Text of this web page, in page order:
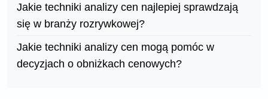
Jakie techniki analizy cen najlepiej sprawdzają
się w branży rozrywkowej?
Jakie techniki analizy cen mogą pomóc w
decyzjach o obniżkach cenowych?